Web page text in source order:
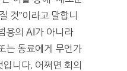
것”이라고 말합니
용의 AI가 아니라
는 동료에게 무언가
니다. 어쩌면 회의